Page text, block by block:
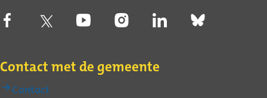
Contact met de gemeente
Contact